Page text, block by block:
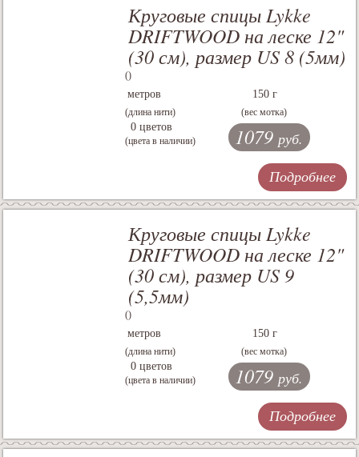
Круговые спицы Lykke
DRIFTWOOD на леске 12"
(30 см), размер US 8 (5мм)
()
метров
(длина нити)
150 г
(вес мотка)
0 цветов
(цвета в наличии) 1079 руб.
Подробнее
Круговые спицы Lykke
DRIFTWOOD на леске 12"
(30 см), размер US 9
(5,5мм)
()
метров
(длина нити)
150 г
(вес мотка)
0 цветов
(цвета в наличии) 1079 руб.
Подробнее